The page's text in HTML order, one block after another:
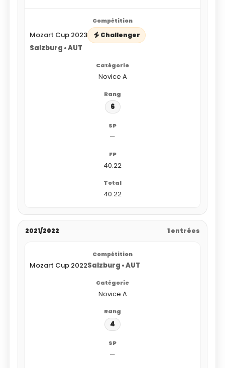
Mozart Cup 2023 Challenger
Salzburg • AUT
Novice A
6
—
40.22
40.22
2021/2022 1 entrées
Mozart Cup 2022Salzburg • AUT
Novice A
4
—